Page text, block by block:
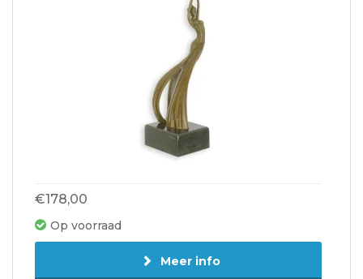
€178,00
Op voorraad
Meer info